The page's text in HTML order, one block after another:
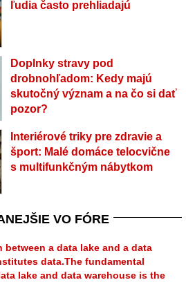
ľudia často prehliadajú
Doplnky stravy pod
drobnohľadom: Kedy majú
skutočný význam a na čo si dať
pozor?
Interiérové triky pre zdravie a
šport: Malé domáce telocvične
s multifunkčným nábytkom
VO FÓRE
a data lake and a data
data.The fundamental
lake and data warehouse is the